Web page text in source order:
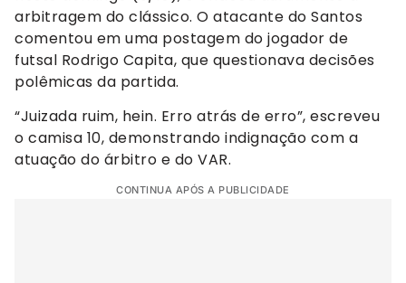
arbitragem do clássico. O atacante do Santos
comentou em uma postagem do jogador de
futsal Rodrigo Capita, que questionava decisões
polêmicas da partida.
“Juizada ruim, hein. Erro atrás de erro”, escreveu
o camisa 10, demonstrando indignação com a
atuação do árbitro e do VAR.
CONTINUA APÓS A PUBLICIDADE